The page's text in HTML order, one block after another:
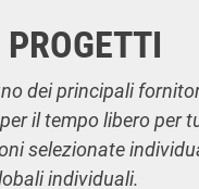
dei principali
il tempo libero per
selezionate
individuali.